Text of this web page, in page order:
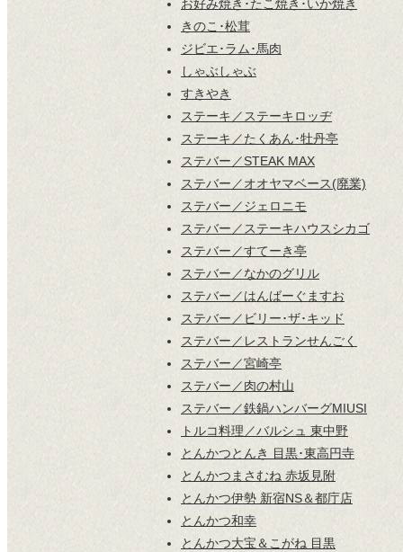
お好み焼き･たこ焼き･いか焼き
きのこ･松茸
ジビエ･ラム･馬肉
しゃぶしゃぶ
すきやき
ステーキ／ステーキロッヂ
ステーキ／たくあん･牡丹亭
ステバー／STEAK MAX
ステバー／オオヤマベース(廃業)
ステバー／ジェロニモ
ステバー／ステーキハウスシカゴ
ステバー／すてーき亭
ステバー／なかのグリル
ステバー／はんばーぐますお
ステバー／ビリー･ザ･キッド
ステバー／レストランせんごく
ステバー／宮崎亭
ステバー／肉の村山
ステバー／鉄鍋ハンバーグMIUSI
トルコ料理／バルシュ 東中野
とんかつとんき 目黒･東高円寺
とんかつまさむね 赤坂見附
とんかつ伊勢 新宿NS＆都庁店
とんかつ和幸
とんかつ大宝＆こがね 目黒